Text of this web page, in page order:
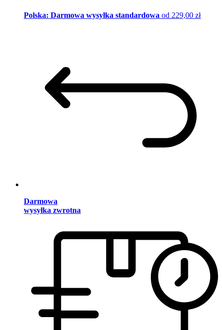
Polska: Darmowa wysyłka standardowa od 229,00 zł
Darmowa
wysyłka zwrotna